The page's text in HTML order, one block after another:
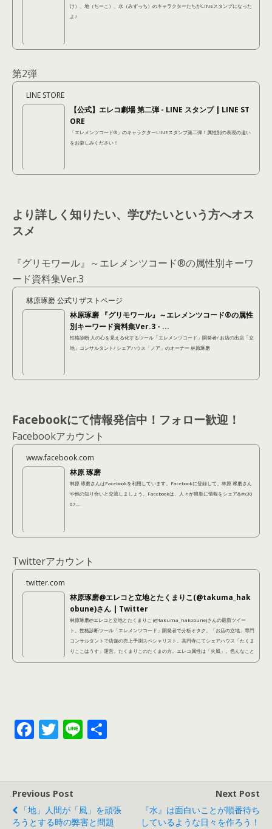
け）、地（ちーこ）、水（みずっち）のキャラクターたちがLINEスタンプになった
よ♪
第2弾
LINE STORE
【公式】エレコ劇場 第二弾 - LINE スタンプ | LINE ST
ORE
「エレメンツコード®︎」のキャラクターLINEスタンプ第二弾！属性別の表現の違い
をお楽しみください！
より詳しく知りたい、学びたいという方へオス
スメ
『グリモワール』～エレメンツコード®の属性別キーワ
ード資料集Ver.3
林原琢磨 公式リザストページ
林原琢磨 『グリモワール』～エレメンツコード®の属性
別キーワード資料集Ver.3 - ...
性格診断 人の心を見える化するツール「エレメンツコード」開発者/ お店の出店「立
地」コンサルタント/ シェアハウス「ノア」のオーナー 林原琢磨
Facebookにて情報発信中！フォロー歓迎！
Facebookアカウント
www.facebook.com
林原 琢磨
林原 琢磨さんはFacebookを利用しています。Facebookに登録して、林原 琢磨さん
や他の知り合いと交流しましょう。Facebookは、人々が簡単に情報をシェア&#x30
67...
Twitterアカウント
twitter.com
林原琢磨@エレコと立地とたくまりこ(@takuma_hak
obune)さん | Twitter
林原琢磨@エレコと立地とたくまりこ (@takuma_hakobune)さんの最新ツイー
ト。性格診断ツール「エレメンツコード」開発者で分析オタク。「お店の立地」専門
コンサルタントで店舗の売上予測スペシャリスト。高円寺にてシェアハウス「たくま
りここはうす」運営。たくまりこのたくまの方。エレコ属性は「火風」。色んなこと
に手を出しているように見えて、本当は不器用なので結局本質的にやっているのは同
F
b
o
T
er
Li
Previous Post
「地」人間が「風」を頑張
ろうとする時の弊害と問題
Next Post
『水』は面白いことが順番待ち
しているような日々を作ろう！